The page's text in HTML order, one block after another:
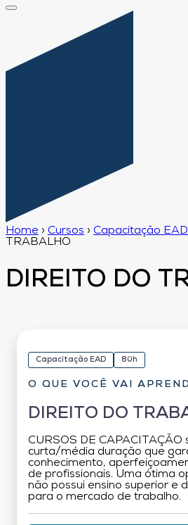
Home › Cursos › Capacitação EAD
TRABALHO
DIREITO DO
Capacitação EAD 80h
O QUE VOCÊ VAI
DIREITO DO
CURSOS DE CAPACITAÇÃO
curta/média duração que
conhecimento,
de profissionais. Uma ótima
não possui ensino superior e
para o mercado de trabalho.